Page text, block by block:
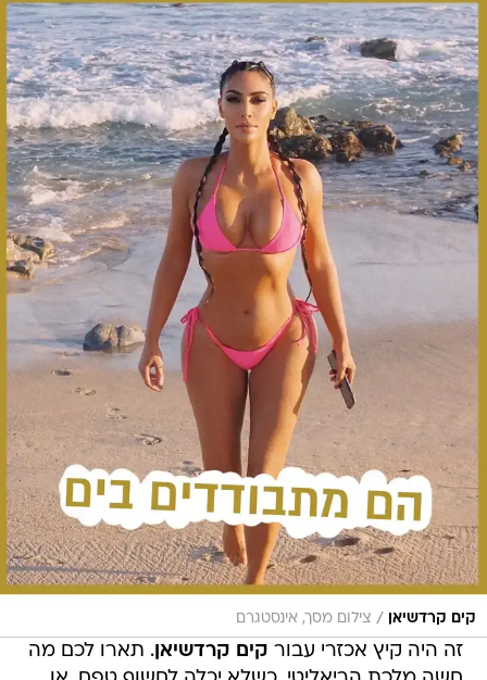
קים קרדשיאן / צילום מסך, אינסטגרם
זה היה קיץ אכזרי עבור קים קרדשיאן. תארו לכם מה